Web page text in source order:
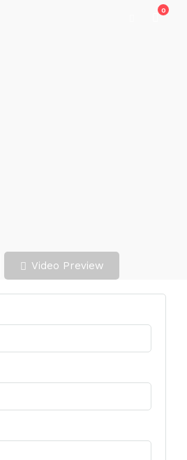
0
Video Preview